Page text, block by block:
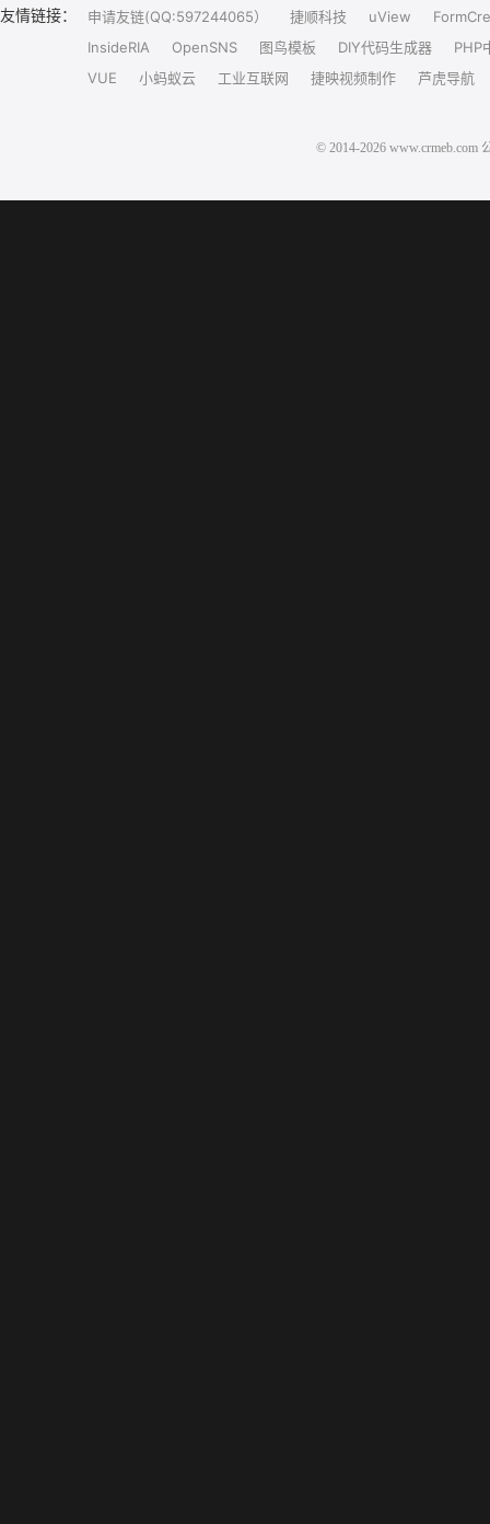
友情链接： 申请友链(QQ:597244065） 捷顺科技 uView
InsideRIA
OpenSNS 图鸟模板 DIY代码生成器
PHP
VUE
小蚂蚁云 工业互联网 捷映视频制作 芦虎导航
© 2014-2026